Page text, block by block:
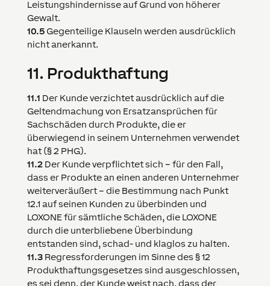
Leistungshindernisse auf Grund von höherer
Gewalt.
10.5 Gegenteilige Klauseln werden ausdrücklich
nicht anerkannt.
11. Produkthaftung
11.1 Der Kunde verzichtet ausdrücklich auf die
Geltendmachung von Ersatzansprüchen für
Sachschäden durch Produkte, die er
überwiegend in seinem Unternehmen verwendet
hat (§ 2 PHG).
11.2Der Kunde verpflichtet sich – für den Fall,
dass er Produkte an einen anderen Unternehmer
weiterveräußert – die Bestimmung nach Punkt
12.1 auf seinen Kunden zu überbinden und
LOXONE für sämtliche Schäden, dieLOXONE
durch die unterbliebene Überbindung
entstanden sind, schad- und klaglos zu halten.
11.3Regressforderungen im Sinne des § 12
Produkthaftungsgesetzes sind ausgeschlossen,
es sei denn, der Kunde weist nach, dass der